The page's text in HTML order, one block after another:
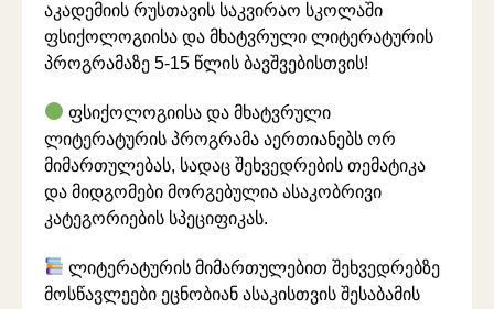
აკადემიის რუსთავის საკვირაო სკოლაში
ფსიქოლოგიისა და მხატვრული ლიტერატურის
პროგრამაზე 5-15 წლის ბავშვებისთვის!
ფსიქოლოგიისა და მხატვრული
ლიტერატურის პროგრამა აერთიანებს ორ
მიმართულებას, სადაც შეხვედრების თემატიკა
და მიდგომები მორგებულია ასაკობრივი
კატეგორიების სპეციფიკას.
ლიტერატურის მიმართულებით შეხვედრებზე
მოსწავლეები ეცნობიან ასაკისთვის შესაბამის